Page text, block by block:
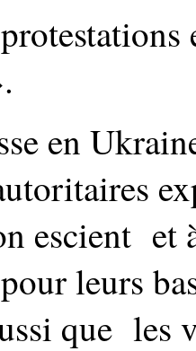
en
escient et
leurs
que les